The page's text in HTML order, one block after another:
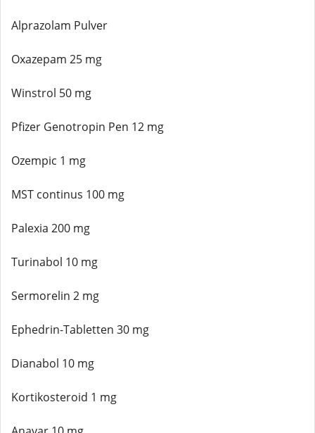
Alprazolam Pulver
Oxazepam 25 mg
Winstrol 50 mg
Pfizer Genotropin Pen 12 mg
Ozempic 1 mg
MST continus 100 mg
Palexia 200 mg
Turinabol 10 mg
Sermorelin 2 mg
Ephedrin-Tabletten 30 mg
Dianabol 10 mg
Kortikosteroid 1 mg